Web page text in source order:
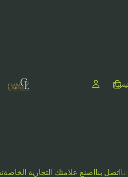
اصنع علامتك التجارية الخاصة اتصل بنا